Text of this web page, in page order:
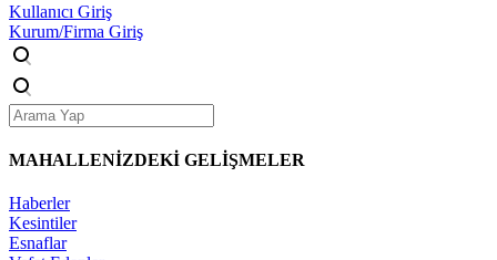
Kullanıcı Giriş
Kurum/Firma Giriş
MAHALLENİZDEKİ GELİŞMELER
Haberler
Kesintiler
Esnaflar